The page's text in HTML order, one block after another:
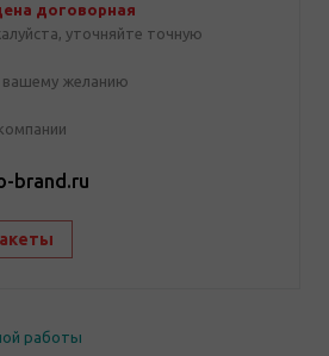
договорная
уточняйте точную
вашему желанию
brand.ru
работы